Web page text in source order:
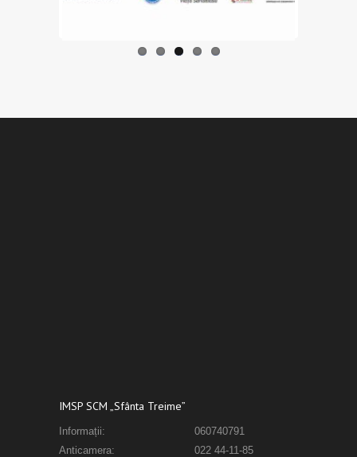
IMSP SCM „Sfânta Treime”
Informații:
060740791
Anticamera:
022 44-11-85